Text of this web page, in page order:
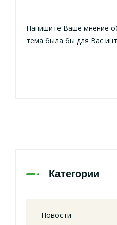
Напишите Ваше мнение
тема была бы для Вас
Категории
Новости